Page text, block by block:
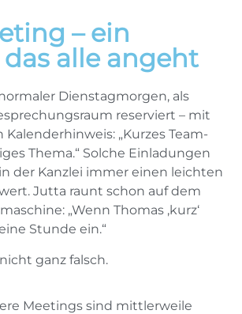
– ein
alle angeht
Dienstagmorgen, als
reserviert – mit
„Kurzes Team-
Thema.“ Solche Einladungen
der Kanzlei immer einen leichten
Jutta raunt schon auf dem
„Wenn Thomas ‚kurz‘
Stunde ein.“
ganz falsch.
Meetings sind mittlerweile